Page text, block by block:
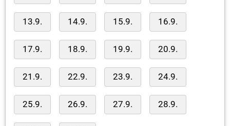
13.9. 14.9. 15.9. 16.9.
17.9. 18.9. 19.9. 20.9.
21.9. 22.9. 23.9. 24.9.
25.9. 26.9. 27.9. 28.9.